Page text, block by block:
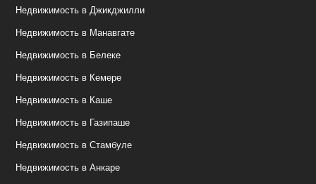
Недвижимость в Джикджилли
Недвижимость в Манавгате
Недвижимость в Белеке
Недвижимость в Кемере
Недвижимость в Каше
Недвижимость в Газипаше
Недвижимость в Стамбуле
Недвижимость в Анкаре